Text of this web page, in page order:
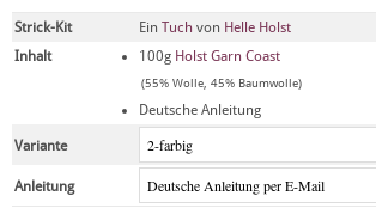
Strick-Kit Ein Tuch von Helle Holst
Inhalt
100g Holst Garn Coast
(55% Wolle, 45% Baumwolle)
Deutsche Anleitung
Variante
Anleitung